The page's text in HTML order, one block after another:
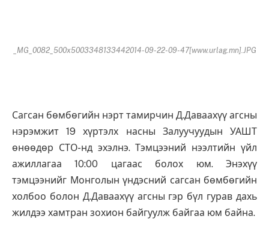
_MG_0082_500x5003348133442014-09-22-09-47[www.urlag.mn].JPG
Сагсан бөмбөгийн нэрт тамирчин Д.Даваахүү агсны
нэрэмжит 19 хүртэлх насны Залуучуудын УАШТ
өнөөдөр СТО-нд эхэлнэ. Тэмцээний нээлтийн үйл
ажиллагаа 10:00 цагаас болох юм. Энэхүү
тэмцээнийг Монголын үндэсний сагсан бөмбөгийн
холбоо болон Д.Даваахүү агсны гэр бүл гурав дахь
жилдээ хамтран зохион байгуулж байгаа юм байна.